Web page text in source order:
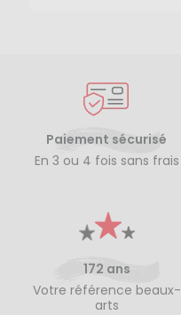
Paiement sécurisé
En 3 ou 4 fois sans frais
172 ans
Votre référence beaux-
arts